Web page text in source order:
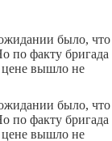
было, что
по факту бригада
цене вышло не
было, что
по факту бригада
цене вышло не